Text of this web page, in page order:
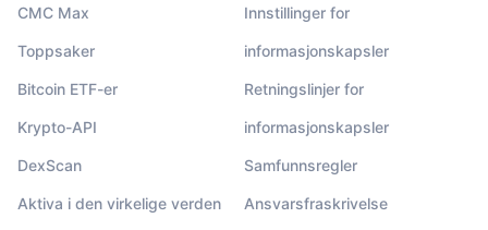
CMC Max
Toppsaker
Bitcoin ETF-er
Krypto-API
DexScan
Aktiva i den virkelige verden
Innstillinger for
informasjonskapsler
Retningslinjer for
informasjonskapsler
Samfunnsregler
Ansvarsfraskrivelse